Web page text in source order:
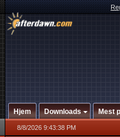
Hjem Downloads Mest
8/8/2026 9:43:38 PM